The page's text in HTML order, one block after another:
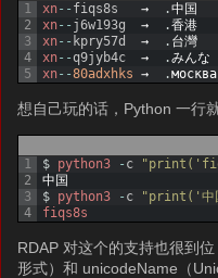
1
2
3
4
5
xn-- fiqs8s → .中国
xn--j6w193g → .香港
xn-- kpry57d → . 台灣
xn--q9jyb4c → .みんな
xn--80adxhks → .москва
想自己玩的话，Python 一行
1
2
3
4
$ python3 - c
中国
$ python3 - c
"print('中
fiqs8s
RDAP 对这个的支持也很到
形式）和 unicodeName（